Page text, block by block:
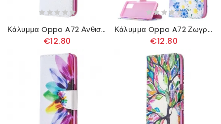
Κάλυμμα Oppo A72 Ανθισμένο Δέντρο
€12.80
Κάλυμμα Oppo A72 Ζωγραφισμένες Πεταλούδες Και Λουλούδια
€12.80